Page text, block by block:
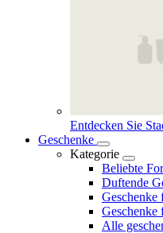
Entdecken Sie
Geschenke
Kategorie
Beliebte
Duftende
Geschenke
Geschenke
Alle